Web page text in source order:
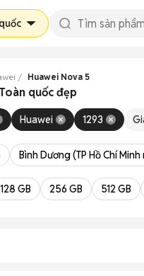
Huawei Nova 5
quốc đẹp
Huawei 1293
Bình Dương (TP Hồ Chí Minh
128 GB 256 GB 512 GB